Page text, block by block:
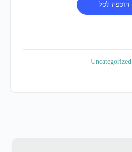
הוספה לסל
Uncategorized